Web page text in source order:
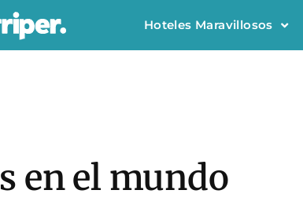
Hoteles Maravillosos
en el mundo